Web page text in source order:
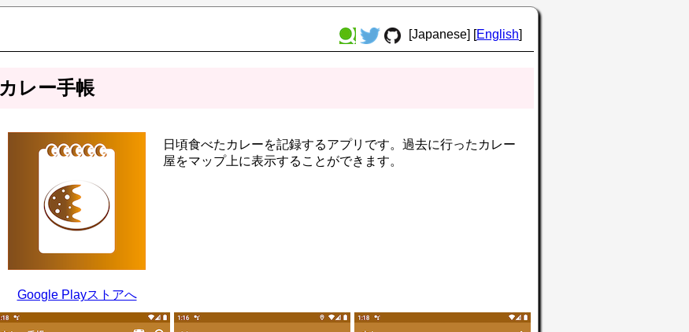
[Japanese] [English]
カレー手帳
Google Playストアへ
日頃食べたカレーを記録するアプリです。過去に行ったカレー
屋をマップ上に表示することができます。